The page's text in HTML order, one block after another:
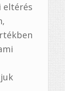
eltérés